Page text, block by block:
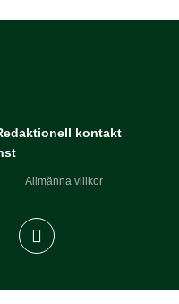
kontakt
Allmänna villkor